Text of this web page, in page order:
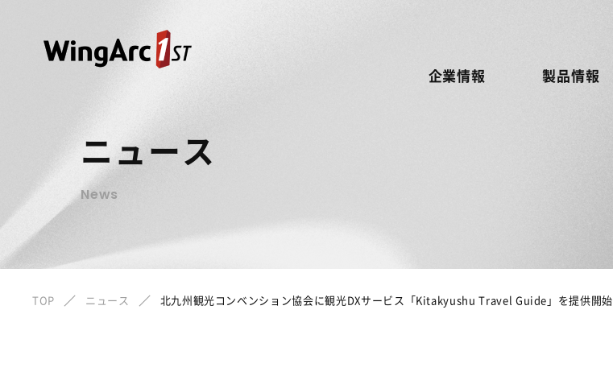
企業情報 製品情報
ニュース
News
TOP ニュース 北九州観光コンベンション協会に観光DXサービス「Kitakyushu Travel Guide」を提供開始